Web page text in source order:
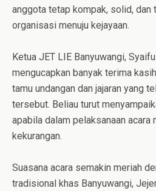
anggota tetap kompak, solid, dan
organisasi menuju kejayaan.
Ketua JET LIE Banyuwangi,
mengucapkan banyak terima
tamu undangan dan jajaran yang
tersebut. Beliau turut
apabila dalam pelaksanaan acara
kekurangan.
Suasana acara semakin meriah
tradisional khas Banyuwangi,